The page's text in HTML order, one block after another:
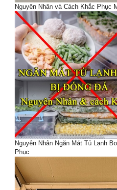
Nguyên Nhân và Cách Khắc Phục
Nguyên Nhân Ngăn Mát Tủ Lạnh
Phục